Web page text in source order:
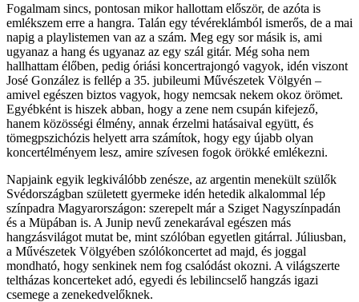
Fogalmam sincs, pontosan mikor hallottam először, de azóta is
emlékszem erre a hangra. Talán egy tévéreklámból ismerős, de a mai
napig a playlistemen van az a szám. Meg egy sor másik is, ami
ugyanaz a hang és ugyanaz az egy szál gitár. Még soha nem
hallhattam élőben, pedig óriási koncertrajongó vagyok, idén viszont
José González is fellép a 35. jubileumi Művészetek Völgyén –
amivel egészen biztos vagyok, hogy nemcsak nekem okoz örömet.
Egyébként is hiszek abban, hogy a zene nem csupán kifejező,
hanem közösségi élmény, annak érzelmi hatásaival együtt, és
tömegpszichózis helyett arra számítok, hogy egy újabb olyan
koncertélményem lesz, amire szívesen fogok örökké emlékezni.
Napjaink egyik legkiválóbb zenésze, az argentin menekült szülők
Svédországban született gyermeke idén hetedik alkalommal lép
színpadra Magyarországon: szerepelt már a Sziget Nagyszínpadán
és a Müpában is. A Junip nevű zenekarával egészen más
hangzásvilágot mutat be, mint szólóban egyetlen gitárral. Júliusban,
a Művészetek Völgyében szólókoncertet ad majd, és joggal
mondható, hogy senkinek nem fog csalódást okozni. A világszerte
teltházas koncerteket adó, egyedi és lebilincselő hangzás igazi
csemege a zenekedvelőknek.